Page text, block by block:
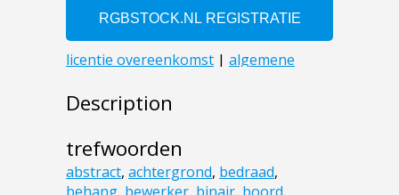
Description
trefwoorden
abstract, achtergrond, bedraad,